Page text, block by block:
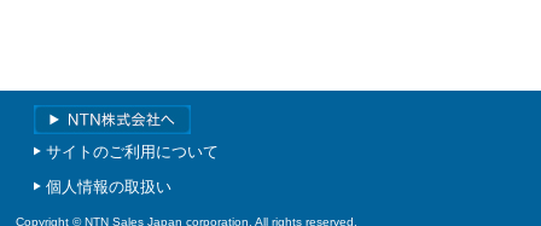
サイトのご利用について
個人情報の取扱い
Copyright © NTN Sales Japan corporation. All rights reserved.